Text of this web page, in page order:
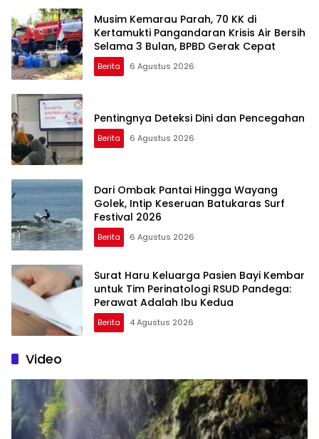
Musim Kemarau Parah, 70 KK di
Kertamukti Pangandaran Krisis Air Bersih
Selama 3 Bulan, BPBD Gerak Cepat
Berita 6 Agustus 2026
Pentingnya Deteksi Dini dan Pencegahan
Berita 6 Agustus 2026
Dari Ombak Pantai Hingga Wayang
Golek, Intip Keseruan Batukaras Surf
Festival 2026
Berita 6 Agustus 2026
Surat Haru Keluarga Pasien Bayi Kembar
untuk Tim Perinatologi RSUD Pandega:
Perawat Adalah Ibu Kedua
Berita 4 Agustus 2026
Video